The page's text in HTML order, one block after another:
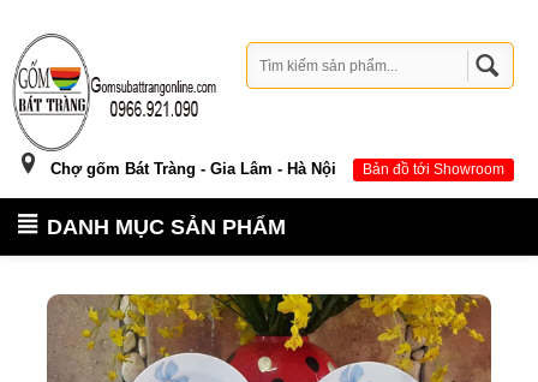
Chợ gốm Bát Tràng - Gia Lâm - Hà Nội Bản đồ tới Showroom
DANH MỤC SẢN PHẨM